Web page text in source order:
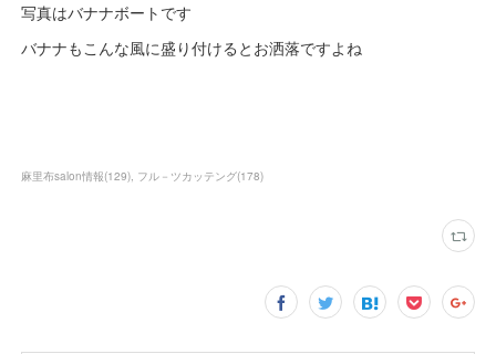
写真はバナナボートです
バナナもこんな風に盛り付けるとお洒落ですよね
麻里布salon情報(129) フル－ツカッテング(178)